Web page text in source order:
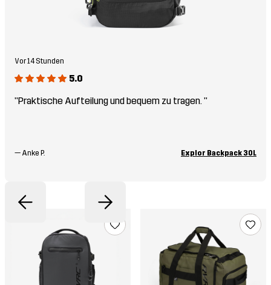
Vor 14 Stunden
5.0
"Praktische Aufteilung und bequem zu tragen. "
— Anke P. Explor Backpack 30L